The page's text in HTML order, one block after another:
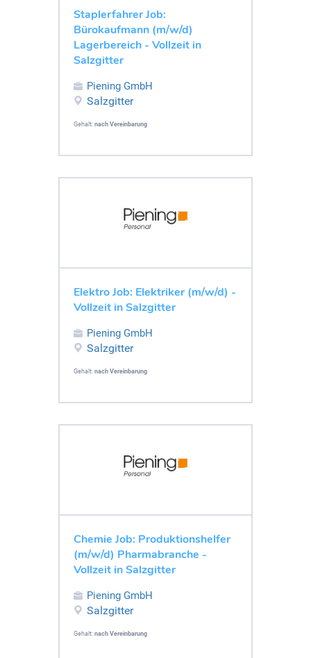
Staplerfahrer Job:
Bürokaufmann (m/w/d)
Lagerbereich - Vollzeit in
Salzgitter
Piening GmbH
Salzgitter
Gehalt: nach Vereinbarung
Elektro Job: Elektriker (m/w/d) -
Vollzeit in Salzgitter
Piening GmbH
Salzgitter
Gehalt: nach Vereinbarung
Chemie Job: Produktionshelfer
(m/w/d) Pharmabranche -
Vollzeit in Salzgitter
Piening GmbH
Salzgitter
Gehalt: nach Vereinbarung